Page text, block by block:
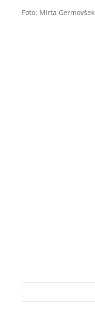
Foto: Mirta Germovšek